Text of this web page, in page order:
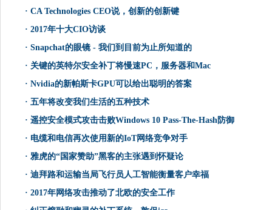
· CA Technologies CEO说，创新的创新键
· 2017年十大CIO访谈
· Snapchat的眼镜 - 我们到目前为止所知道的
· 关键的英特尔安全补丁将慢速PC，服务器和Mac
· Nvidia的新帕斯卡GPU可以给出聪明的答案
· 五年将改变我们生活的五种技术
· 遥控安全模式攻击击败Windows 10 Pass-The-Hash防御
· 电缆和电信再次使用新的IoT网络竞争对手
· 雅虎的“国家赞助”黑客的主张遇到怀疑论
· 迪拜路和运输当局飞行员人工智能衡量客户幸福
· 2017年网络攻击推动了北欧的安全工作